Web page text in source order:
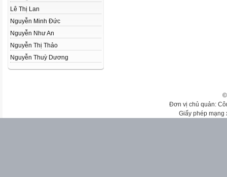
Lê Thị Lan
Nguyễn Minh Đức
Nguyễn Như An
Nguyễn Thị Thảo
Nguyễn Thuỳ Dương
Đơn vị chủ quản:
Giấy phép mạng